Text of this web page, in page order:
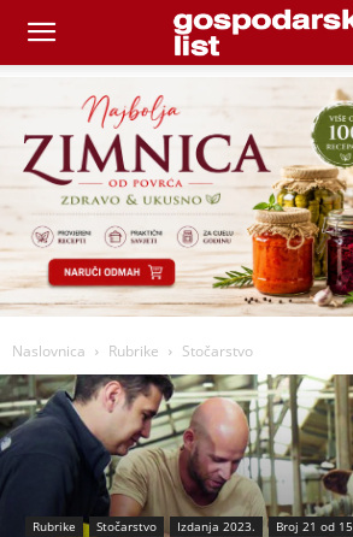
Naslovnica Rubrike Stočarstvo
Rubrike Stočarstvo Izdanja 2023. Broj 21 od